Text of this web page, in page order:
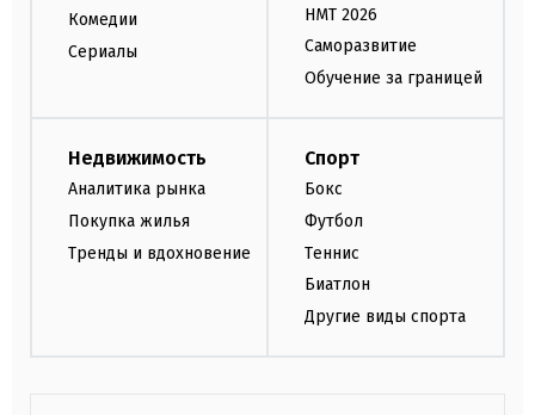
Комедии
Сериалы
НМТ 2026
Саморазвитие
Обучение за границей
Недвижимость
Аналитика рынка
Покупка жилья
Тренды и вдохновение
Спорт
Бокс
Футбол
Теннис
Биатлон
Другие виды спорта